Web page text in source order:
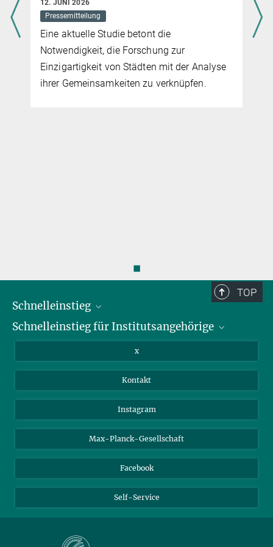
12. JUNI 2026
Pressemitteilung
Eine aktuelle Studie betont die
Notwendigkeit, die Forschung zur
Einzigartigkeit von Städten mit der Analyse
ihrer Gemeinsamkeiten zu verknüpfen.
◼
TOP
Schnelleinstieg
Bibliothek
Schnelleinstieg für Institutsangehörige
Webmail
Nextcloud
x
Kontakt
Instagram
Max-Planck-Gesellschaft
Facebook
Self-Service